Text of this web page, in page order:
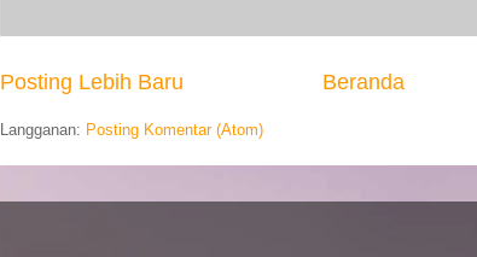
Posting Lebih Baru Beranda
Langganan: Posting Komentar (Atom)